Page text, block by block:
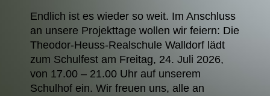
Endlich ist es wieder so weit. Im Anschluss
an unsere Projekttage wollen wir feiern: Die
Theodor-Heuss-Realschule Walldorf lädt
zum Schulfest am Freitag, 24. Juli 2026,
von 17.00 – 21.00 Uhr auf unserem
Schulhof ein. Wir freuen uns, alle an